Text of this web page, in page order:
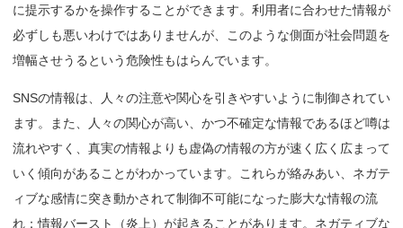
に提示するかを操作することができます。利用者に合わせた情報が
必ずしも悪いわけではありませんが、このような側面が社会問題を
増幅させうるという危険性もはらんでいます。
SNSの情報は、人々の注意や関心を引きやすいように制御されてい
ます。また、人々の関心が高い、かつ不確定な情報であるほど噂は
流れやすく、真実の情報よりも虚偽の情報の方が速く広く広まって
いく傾向があることがわかっています。これらが絡みあい、ネガテ
ィブな感情に突き動かされて制御不可能になった膨大な情報の流
れ：情報バースト（炎上）が起きることがあります。ネガティブな